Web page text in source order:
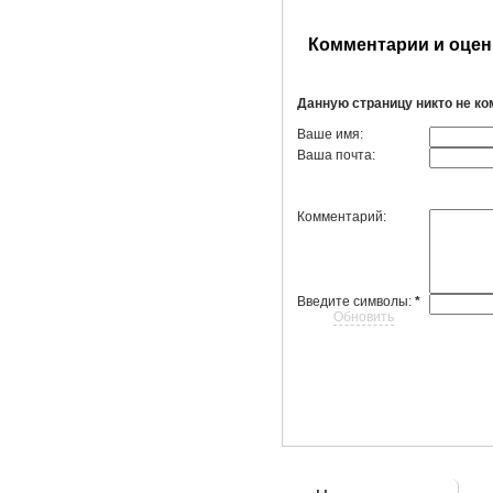
Комментарии и
Данную страницу никто не
Ваше имя:
Ваша почта:
Комментарий:
Введите символы:*
Обновить